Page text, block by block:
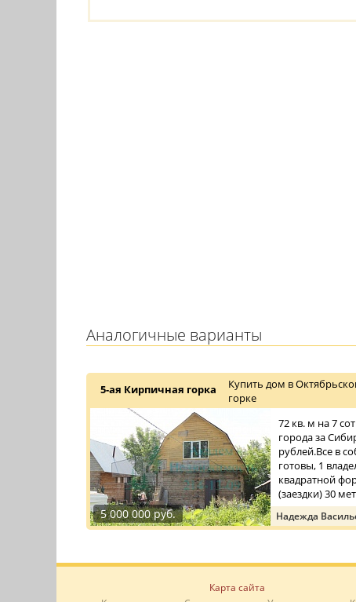
Аналогичные варианты
5-ая Кирпичная горка
Купить дом в
горке
5 000 000 руб.
72 кв. м на 7
города за
рублей.Все в
готовы, 1
квадратной
(заездки) 30
Надежда
Карта сайта